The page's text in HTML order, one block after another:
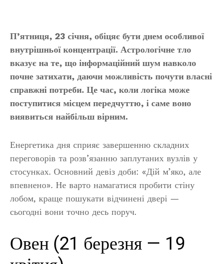
П’ятниця, 23 січня, обіцяє бути днем особливої
внутрішньої концентрації. Астрологічне тло
вказує на те, що інформаційний шум навколо
почне затихати, даючи можливість почути власні
справжні потреби. Це час, коли логіка може
поступитися місцем передчуттю, і саме воно
виявиться найбільш вірним.
Енергетика дня сприяє завершенню складних
переговорів та розв’язанню заплутаних вузлів у
стосунках. Основний девіз доби: «Дій м’яко, але
впевнено». Не варто намагатися пробити стіну
лобом, краще пошукати відчинені двері —
сьогодні вони точно десь поруч.
Овен (21 березня — 19